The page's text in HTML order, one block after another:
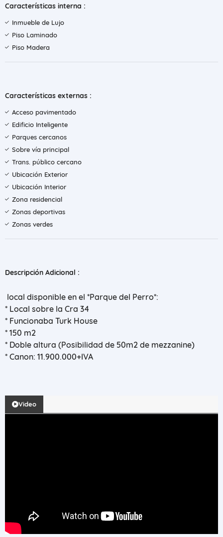
Características interna :
Inmueble de Lujo
Piso Laminado
Piso Madera
Características externas :
Acceso pavimentado
Edificio Inteligente
Parques cercanos
Sobre vía principal
Trans. público cercano
Ubicación Exterior
Ubicación Interior
Zona residencial
Zonas deportivas
Zonas verdes
Descripción Adicional :
local disponible en el *Parque del Perro*:
* Local sobre la Cra 34
* ⁠Funcionaba Turk House
* ⁠150 m2
* ⁠Doble altura (Posibilidad de 50m2 de mezzanine)
* ⁠Canon: 11.900.000+IVA
Video